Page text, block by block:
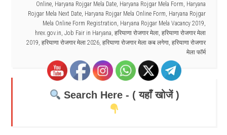
Online, Haryana Rojgar Mela Date, Haryana Rojgar Mela Form, Haryana
Rojgar Mela Next Date, Haryana Rojgar Mela Online Form, Haryana Rojgar
Mela Online Form Registration, Haryana Rojgar Mela Vacancy 2019,
hrex.gov.in, Job Fair in Haryana, हरियाणा रोजगार मेला, हरियाणा रोजगार मेला
2019, हरियाणा रोजगार मेला 2026, हरियाणा रोजगार मेला कब लगेगा, हरियाणा रोजगार
मेला फॉर्म
Search Here - ( यहाँ खोजें )